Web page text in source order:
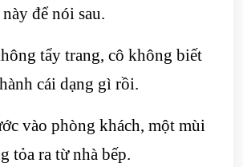
để nói sau.
tẩy trang, cô không biết
cái dạng gì rồi.
vào phòng khách, một mùi
tỏa ra từ nhà bếp.